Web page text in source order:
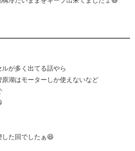
が多く出てる話やら
湖はモーターしか使えないなど
した回でしたぁ😆